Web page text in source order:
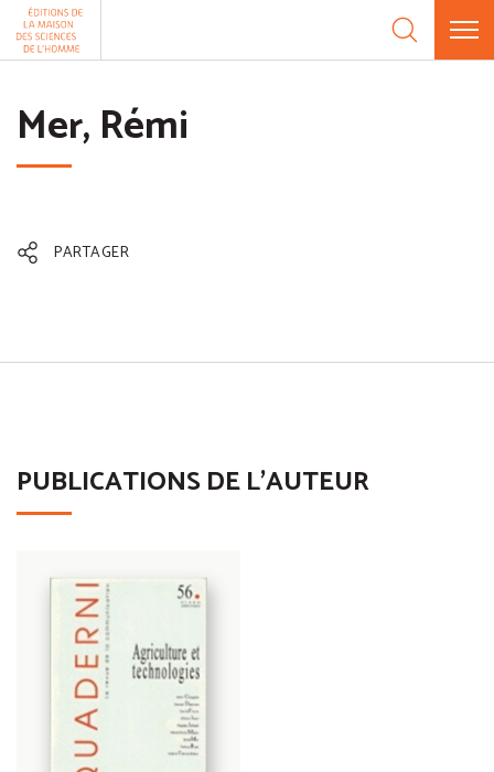
Aller au contenu
Mer, Rémi
PARTAGER
PUBLICATIONS DE L'AUTEUR
Panneau de gestion des cookies